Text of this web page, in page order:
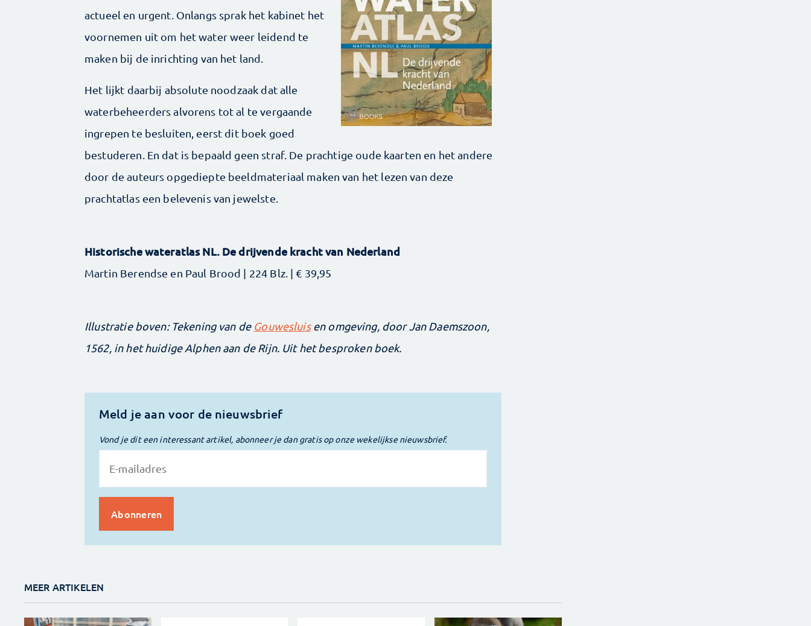
actueel en urgent. Onlangs sprak het kabinet het
voornemen uit om het water weer leidend te
maken bij de inrichting van het land.
Het lijkt daarbij absolute noodzaak dat alle
waterbeheerders alvorens tot al te vergaande
ingrepen te besluiten, eerst dit boek goed
bestuderen. En dat is bepaald geen straf. De prachtige oude kaarten en het andere
door de auteurs opgediepte beeldmateriaal maken van het lezen van deze
prachtatlas een belevenis van jewelste.
Historische wateratlas NL. De drijvende kracht van Nederland
Martin Berendse en Paul Brood | 224 Blz. | € 39,95
Illustratie boven: Tekening van de Gouwesluisen omgeving, door Jan Daemszoon,
1562, in het huidige Alphen aan de Rijn. Uit het besproken boek.
Meld je aan voor de nieuwsbrief
Vond je dit een interessant artikel, abonneer je dan gratis op onze wekelijkse nieuwsbrief.
MEER ARTIKELEN